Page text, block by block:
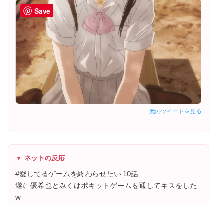
元のツイートを見る
▼ ネットの反応
#愛してるゲームを終わらせたい 10話
遂に優希也とみくはポキットゲームを通してキスをした
w
Save